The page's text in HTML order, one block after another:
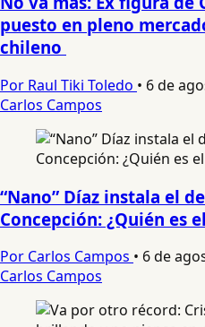
puesto en pleno
chileno
Por Raul Tiki Toledo • 6 de
Carlos Campos
“Nano” Díaz instala el
Concepción: ¿Quién es
Por Carlos Campos • 6 de
Carlos Campos